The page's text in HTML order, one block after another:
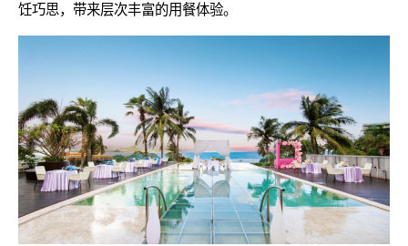
饪巧思，带来层次丰富的用餐体验。